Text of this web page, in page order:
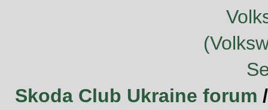
Skoda Club Ukraine forum